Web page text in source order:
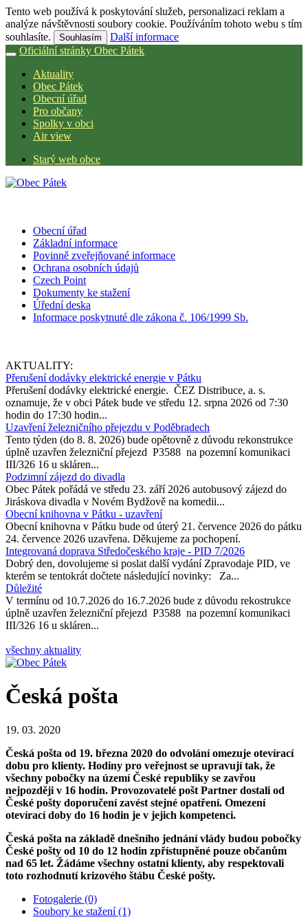
Tento web používá k poskytování služeb, personalizaci reklam a
analýze návštěvnosti soubory cookie. Používáním tohoto webu s tím
souhlasíte.
Souhlasím
Další informace
Oficiální stránky Obec Pátek
Aktuality
Obec Pátek
Obecní úřad
Pro občany
Spolky v obci
Air view
Starý web obce
Obecní úřad
Základní informace
Povinně zveřejňované informace
Ochrana osobních údajů
Czech Point
Dokumenty ke stažení
Úřední deska
Informace poskytnuté dle zákona č. 106/1999 Sb.
AKTUALITY:
Přerušení dodávky elektrické energie v Pátku
Přerušení dodávky elektrické energie. ČEZ Distribuce, a. s.
oznamuje, že v obci Pátek bude ve středu 12. srpna 2026 od 7:30
hodin do 17:30 hodin...
Uzavření železničního přejezdu v Poděbradech
Tento týden (do 8. 8. 2026) bude opětovně z důvodu rekonstrukce
úplně uzavřen železniční přejezd P3588 na pozemní komunikaci
III/326 16 u skláren...
Podzimní zájezd do divadla
Obec Pátek pořádá ve středu 23. září 2026 autobusový zájezd do
Jiráskova divadla v Novém Bydžově na komedii...
Obecní knihovna v Pátku - uzavření
Obecní knihovna v Pátku bude od úterý 21. července 2026 do pátku
24. července 2026 uzavřena. Děkujeme za pochopení.
Integrovaná doprava Středočeského kraje - PID 7/2026
Dobrý den, dovolujeme si poslat další vydání Zpravodaje PID, ve
kterém se tentokrát dočtete následující novinky: Za...
Důležité
V termínu od 10.7.2026 do 16.7.2026 bude z důvodu rekostrukce
úplně uzavřen železniční přejezd P3588 na pozemní komunikaci
III/326 16 u skláren...
všechny aktuality
Česká pošta
19. 03. 2020
Česká pošta od 19. března 2020 do odvolání omezuje otevírací
dobu pro klienty. Hodiny pro veřejnost se upravují tak, že
všechny pobočky na území České republiky se zavřou
nejpozději v 16 hodin. Provozovatelé pošt Partner dostali od
České pošty doporučení zavést stejné opatření. Omezení
otevírací doby do 16 hodin je v jejich kompetenci.
Česká pošta na základě dnešního jednání vlády budou pobočky
České pošty od 10 do 12 hodin zpřístupněné pouze občanům
nad 65 let. Žádáme všechny ostatní klienty, aby respektovali
toto rozhodnutí krizového štábu České pošty.
Fotogalerie (0)
Soubory ke stažení (1)